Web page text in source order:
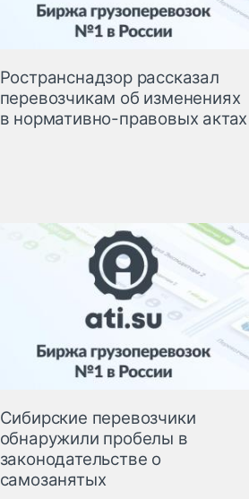
Ространснадзор рассказал
перевозчикам об изменениях
в нормативно-правовых актах
Сибирские перевозчики
обнаружили пробелы в
законодательстве о
самозанятых